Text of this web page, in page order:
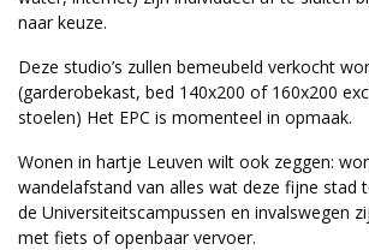
naar keuze.
Deze studio’s zullen bemeubeld verkocht
(garderobekast, bed 140x200 of 160x200
stoelen) Het EPC is momenteel in opmaak.
Wonen in hartje Leuven wilt ook zeggen:
wandelafstand van alles wat deze fijne stad
de Universiteitscampussen en invalswegen
met fiets of openbaar vervoer.